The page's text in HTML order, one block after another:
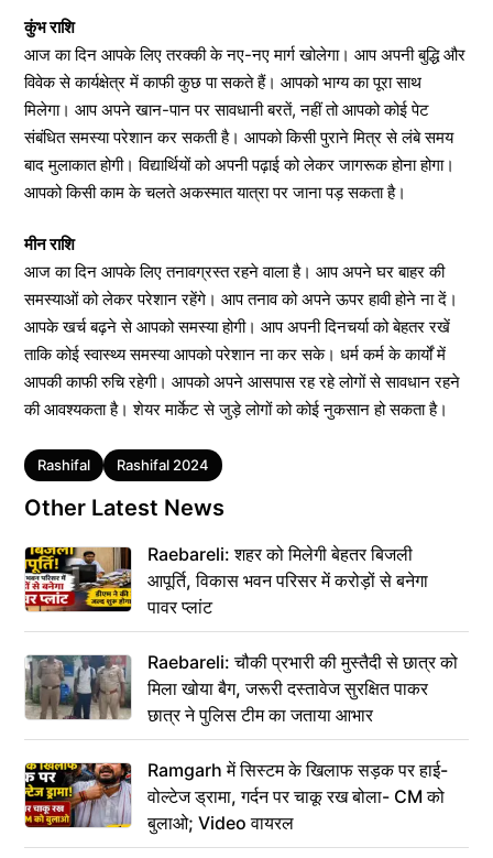
कुंभ राशि
आज का दिन आपके लिए तरक्की के नए-नए मार्ग खोलेगा। आप अपनी बुद्धि और
विवेक से कार्यक्षेत्र में काफी कुछ पा सकते हैं। आपको भाग्य का पूरा साथ
मिलेगा। आप अपने खान-पान पर सावधानी बरतें, नहीं तो आपको कोई पेट
संबंधित समस्या परेशान कर सकती है। आपको किसी पुराने मित्र से लंबे समय
बाद मुलाकात होगी। विद्यार्थियों को अपनी पढ़ाई को लेकर जागरूक होना होगा।
आपको किसी काम के चलते अकस्मात यात्रा पर जाना पड़ सकता है।
मीन राशि
आज का दिन आपके लिए तनावग्रस्त रहने वाला है। आप अपने घर बाहर की
समस्याओं को लेकर परेशान रहेंगे। आप तनाव को अपने ऊपर हावी होने ना दें।
आपके खर्च बढ़ने से आपको समस्या होगी। आप अपनी दिनचर्या को बेहतर रखें
ताकि कोई स्वास्थ्य समस्या आपको परेशान ना कर सके। धर्म कर्म के कार्यों में
आपकी काफी रुचि रहेगी। आपको अपने आसपास रह रहे लोगों से सावधान रहने
की आवश्यकता है। शेयर मार्केट से जुड़े लोगों को कोई नुकसान हो सकता है।
Tags
Rashifal Rashifal 2024
Other Latest News
Raebareli: शहर को मिलेगी बेहतर बिजली
आपूर्ति, विकास भवन परिसर में करोड़ों से बनेगा
पावर प्लांट
Raebareli: चौकी प्रभारी की मुस्तैदी से छात्र को
मिला खोया बैग, जरूरी दस्तावेज सुरक्षित पाकर
छात्र ने पुलिस टीम का जताया आभार
Ramgarh में सिस्टम के खिलाफ सड़क पर हाई-
वोल्टेज ड्रामा, गर्दन पर चाकू रख बोला- CM को
बुलाओ; Video वायरल